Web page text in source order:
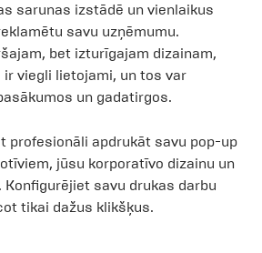
sarunas izstādē un vienlaikus
savu uzņēmumu.
bet izturīgajam dizainam,
viegli lietojami, un tos var
un gadatirgos.
profesionāli apdrukāt savu pop-up
jūsu korporatīvo dizainu un
savu drukas darbu
tikai dažus klikšķus.